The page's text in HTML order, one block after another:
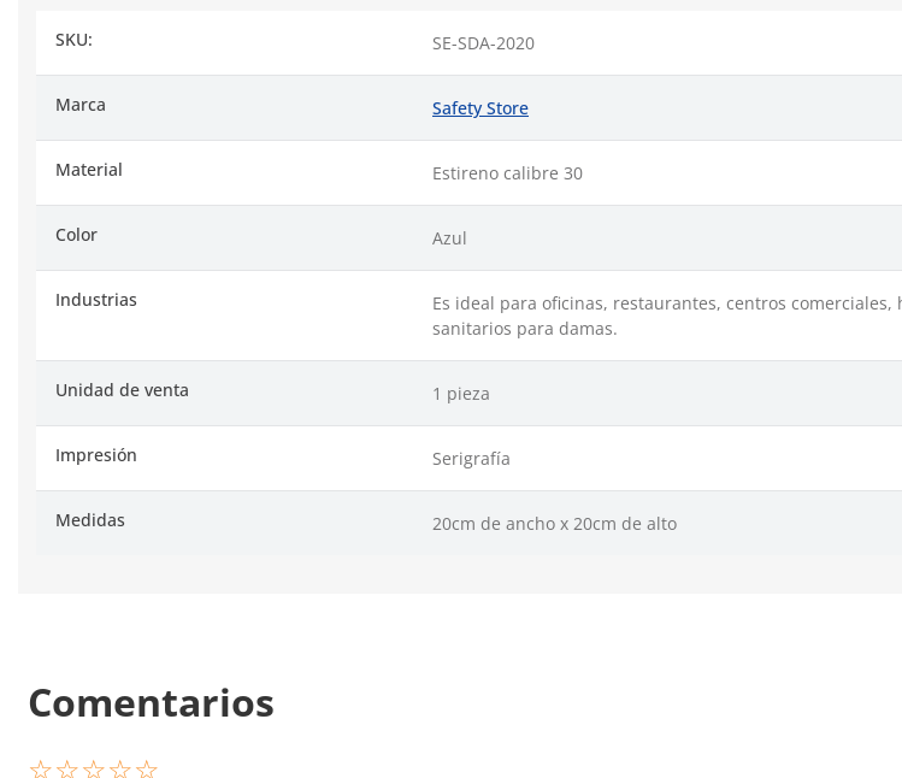
SKU: SE-SDA-2020
Marca Safety Store
Material Estireno calibre 30
Color Azul
Industrias
Es ideal para oficinas, restaurantes, centros
sanitarios para damas.
Unidad de venta 1 pieza
Impresión Serigrafía
Medidas 20cm de ancho x 20cm de alto
Comentarios
☆☆☆☆☆